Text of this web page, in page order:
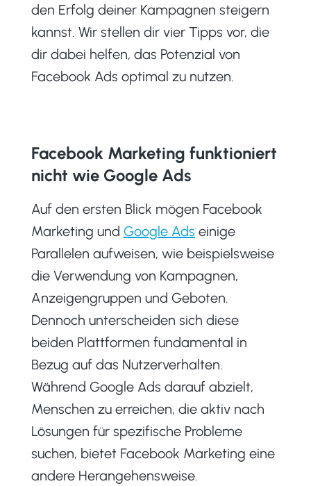
den Erfolg deiner Kampagnen steigern
kannst. Wir stellen dir vier Tipps vor, die
dir dabei helfen, das Potenzial von
Facebook Ads optimal zu nutzen.
Facebook Marketing funktioniert
nicht wie Google Ads
Auf den ersten Blick mögen Facebook
Marketing und Google Ads einige
Parallelen aufweisen, wie beispielsweise
die Verwendung von Kampagnen,
Anzeigengruppen und Geboten.
Dennoch unterscheiden sich diese
beiden Plattformen fundamental in
Bezug auf das Nutzerverhalten.
Während Google Ads darauf abzielt,
Menschen zu erreichen, die aktiv nach
Lösungen für spezifische Probleme
suchen, bietet Facebook Marketing eine
andere Herangehensweise.